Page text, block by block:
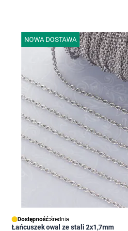
NOWA DOSTAWA
Dostępność:średnia
Łańcuszek owal ze stali 2x1,7mm